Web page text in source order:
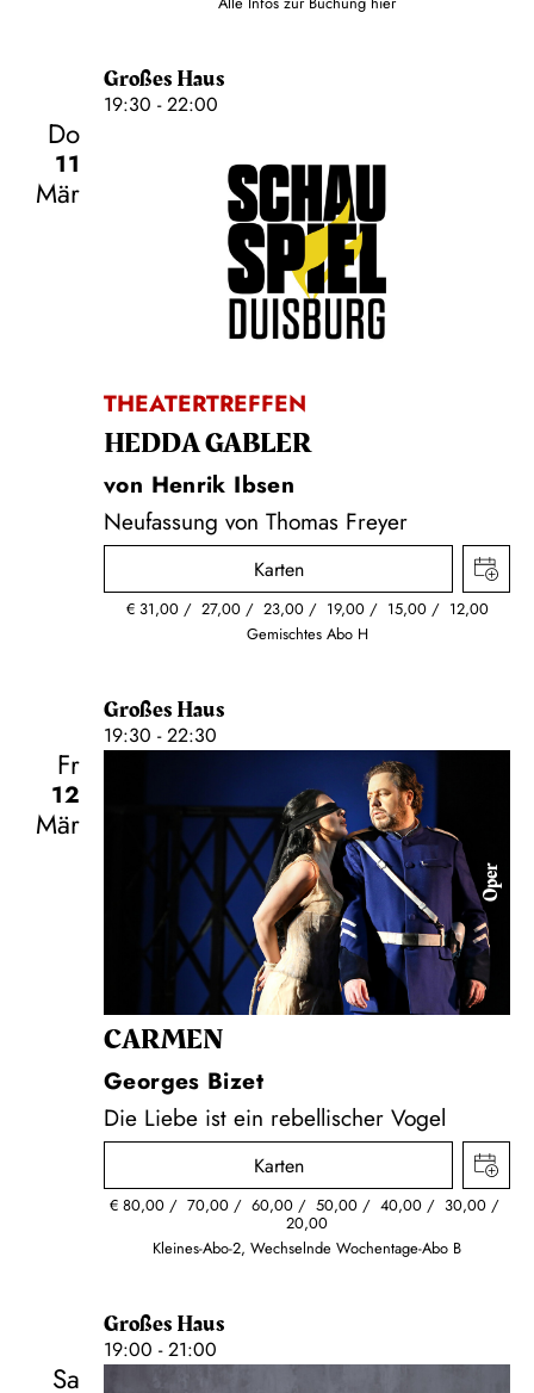
Großes Haus
19:30 - 22:00
Do
11
Mär
THEATERTREFFEN
HEDDA GABLER
von Henrik Ibsen
Neufassung von Thomas Freyer
Karten
€ 31,00 27,00 23,00 19,00 15,00
12,00
Gemischtes Abo H
Großes Haus
19:30 - 22:30
Fr
12
Mär
Oper
CARMEN
Georges Bizet
Die Liebe ist ein rebellischer Vogel
Karten
€ 80,00 70,00 60,00 50,00 40,00 30,00
20,00
Kleines-Abo-2, Wechselnde Wochentage-Abo B
Großes Haus
19:00 - 21:00
Sa